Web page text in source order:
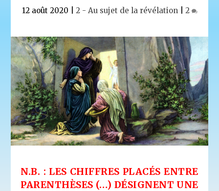
12 août 2020 2 - Au sujet de la révélation| 2
N.B. : LES CHIFFRES PLACÉS ENTRE
PARENTHÈSES (…) DÉSIGNENT UNE